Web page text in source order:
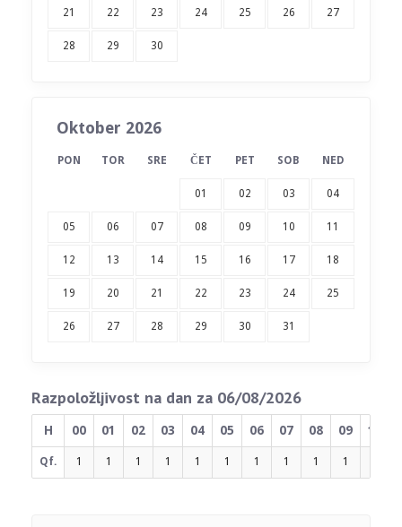
21 22 23 24 25 26 27
28 29 30
Oktober 2026
PON TOR SRE ČET PET SOB NED
01 02 03 04
05 06 07 08 09 10 11
12 13 14 15 16 17 18
19 20 21 22 23 24 25
26 27 28 29 30 31
Razpoložljivost na dan za 06/08/2026
H 00 01 02 03 04 05 06 07 08 09 10
Qf. 1 1 1 1 1 1 1 1 1 1